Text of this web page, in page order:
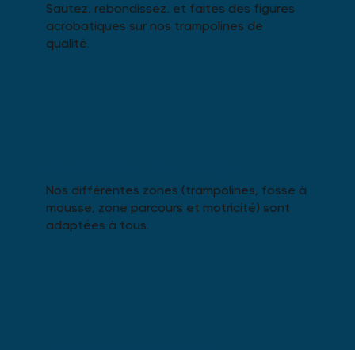
Sautez, rebondissez, et faites des figures
acrobatiques sur nos trampolines de
qualité.
Nos différentes zones (trampolines, fosse à
mousse, zone parcours et motricité) sont
adaptées à tous.